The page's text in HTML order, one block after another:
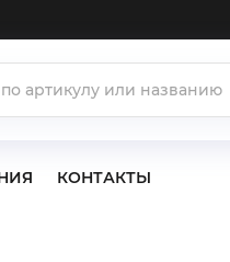
КОНТАКТЫ